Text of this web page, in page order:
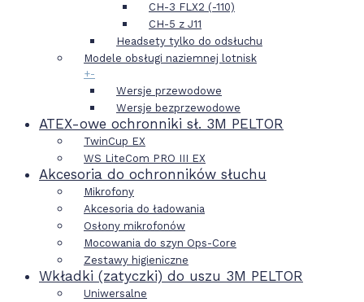
CH-3 FLX2 (-110)
CH-5 z J11
Headsety tylko do odsłuchu
Modele obsługi naziemnej lotnisk
+-
Wersje przewodowe
Wersje bezprzewodowe
ATEX-owe ochronniki sł. 3M PELTOR
TwinCup EX
WS LiteCom PRO III EX
Akcesoria do ochronników słuchu
Mikrofony
Akcesoria do ładowania
Osłony mikrofonów
Mocowania do szyn Ops-Core
Zestawy higieniczne
Wkładki (zatyczki) do uszu 3M PELTOR
Uniwersalne